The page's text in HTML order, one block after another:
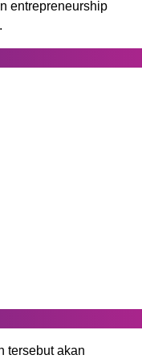
entrepreneurship
tersebut akan